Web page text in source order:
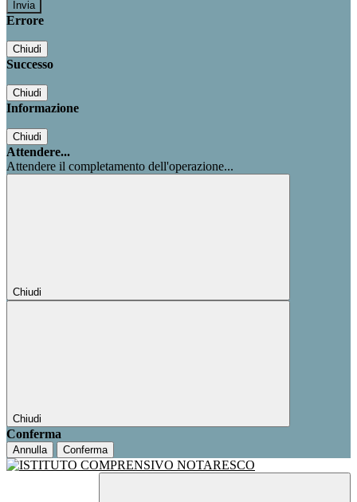
Errore
Chiudi
Successo
Chiudi
Informazione
Chiudi
Attendere...
Attendere il completamento dell'operazione...
Chiudi
Chiudi
Conferma
Annulla Conferma